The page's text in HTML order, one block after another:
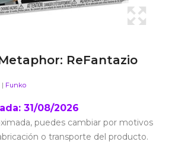
ReFantazio
| Funko
31/08/2026
puedes cambiar por motivos
o transporte del producto.